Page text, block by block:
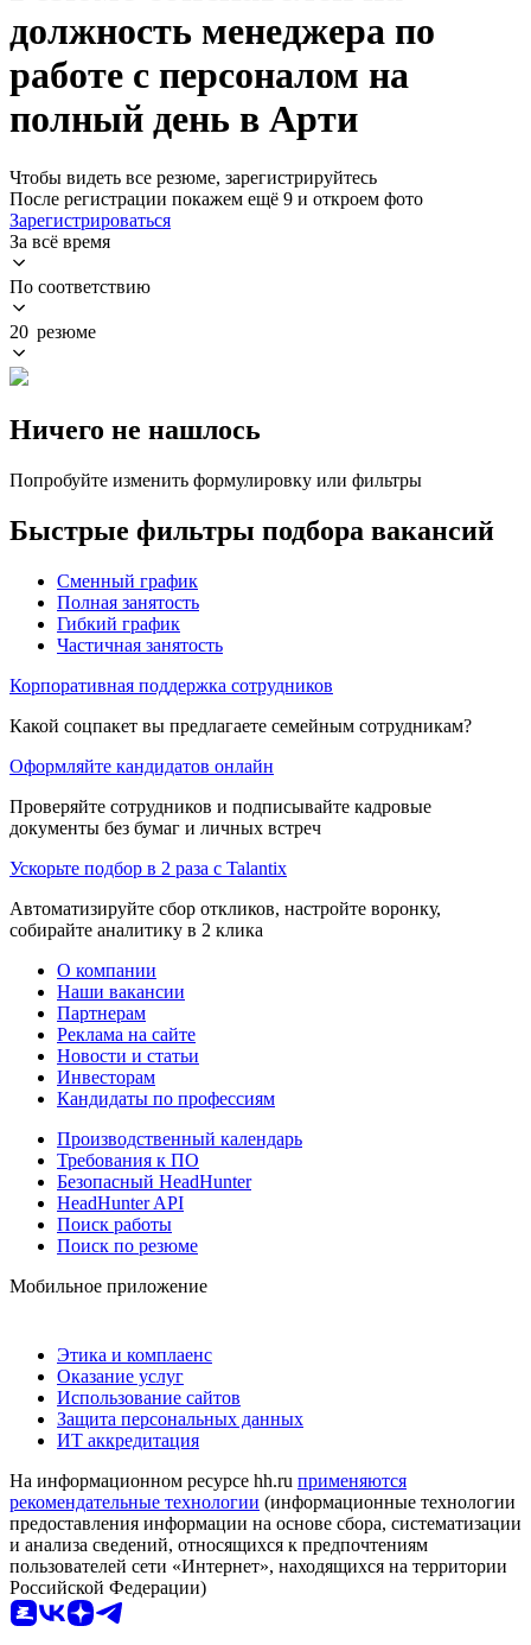
должность менеджера по
работе с персоналом на
полный день в Арти
Чтобы видеть все резюме, зарегистрируйтесь
После регистрации покажем ещё 9 и откроем фото
Зарегистрироваться
За всё время
По соответствию
20 резюме
Ничего не нашлось
Попробуйте изменить формулировку или фильтры
Быстрые фильтры подбора вакансий
Сменный график
Полная занятость
Гибкий график
Частичная занятость
Корпоративная поддержка сотрудников
Какой соцпакет вы предлагаете семейным сотрудникам?
Оформляйте кандидатов онлайн
Проверяйте сотрудников и подписывайте кадровые
документы без бумаг и личных встреч
Ускорьте подбор в 2 раза с Talantix
Автоматизируйте сбор откликов, настройте воронку,
собирайте аналитику в 2 клика
О компании
Наши вакансии
Партнерам
Реклама на сайте
Новости и статьи
Инвесторам
Кандидаты по профессиям
Производственный календарь
Требования к ПО
Безопасный HeadHunter
HeadHunter API
Поиск работы
Поиск по резюме
Мобильное приложение
Этика и комплаенс
Оказание услуг
Использование сайтов
Защита персональных данных
ИТ аккредитация
На информационном ресурсе hh.ru применяются
рекомендательные технологии (информационные технологии
предоставления информации на основе сбора, систематизации
и анализа сведений, относящихся к предпочтениям
пользователей сети «Интернет», находящихся на территории
Российской Федерации)